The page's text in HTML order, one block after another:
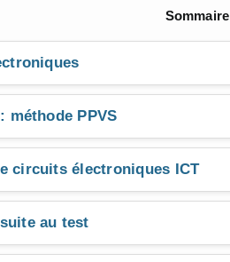
Sommaire
méthode PPVS
circuits électroniques ICT
au test